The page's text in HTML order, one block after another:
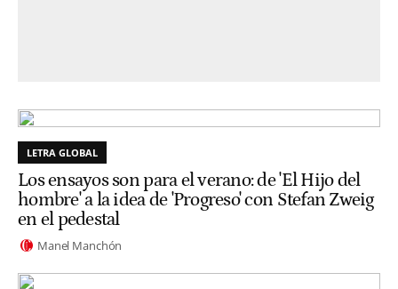
LETRA GLOBAL
Los ensayos son para el verano: de 'El Hijo del
hombre' a la idea de 'Progreso' con Stefan Zweig
en el pedestal
Manel Manchón